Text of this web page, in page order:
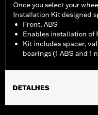
Once you select your
Installation Kit designed
Front, ABS
Enables installation of
Kit includes spacer,
bearings (1 ABS and 1
DETALHES